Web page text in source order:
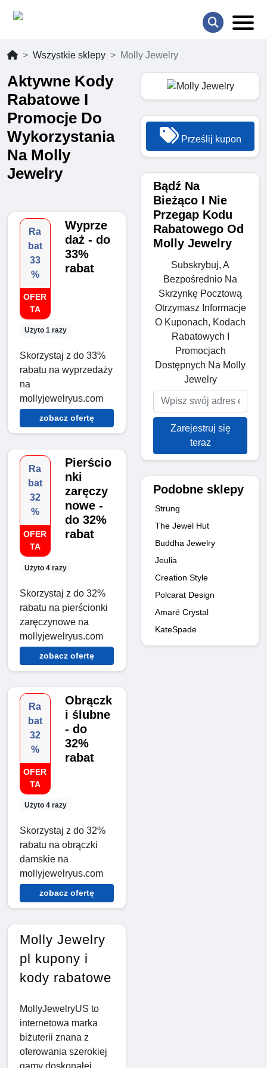
Wszystkie sklepy Molly Jewelry
Aktywne Kody
Rabatowe I
Promocje Do
Wykorzystania
Na Molly
Jewelry
Ra
bat
33
%
OFER
TA
Użyto 1 razy
Wyprze
daż - do
33%
rabat
Skorzystaj z do 33%
rabatu na wyprzedaży
na
mollyjewelryus.com
zobacz ofertę
Ra
bat
32
%
OFER
TA
Użyto 4 razy
Pierścio
nki
zaręczy
nowe -
do 32%
rabat
Skorzystaj z do 32%
rabatu na pierścionki
zaręczynowe na
mollyjewelryus.com
zobacz ofertę
Ra
bat
32
%
OFER
TA
Użyto 4 razy
Obrączk
i ślubne
- do
32%
rabat
Skorzystaj z do 32%
rabatu na obrączki
damskie na
mollyjewelryus.com
zobacz ofertę
Molly Jewelry
pl kupony i
kody rabatowe
MollyJewelryUS to
internetowa marka
biżuterii znana z
oferowania szerokiej
gamy doskonałej,
Prześlij kupon
Bądź Na
Bieżąco I Nie
Przegap Kodu
Rabatowego Od
Molly Jewelry
Subskrybuj, A
Bezpośrednio Na
Skrzynkę Pocztową
Otrzymasz Informacje
O Kuponach, Kodach
Rabatowych I
Promocjach
Dostępnych Na Molly
Jewelry
Zarejestruj się
teraz
Podobne sklepy
Strung
The Jewel Hut
Buddha Jewelry
Jeulia
Creation Style
Polcarat Design
Amaré Crystal
KateSpade